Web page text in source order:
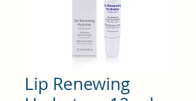
Lip Renewing